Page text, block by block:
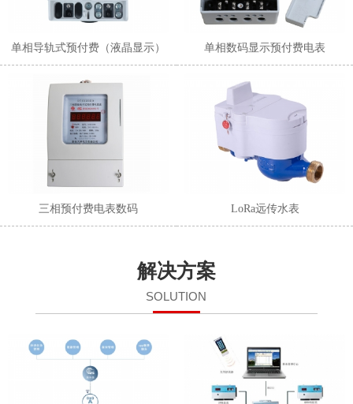
单相导轨式预付费（液晶显示） 单相数码显示预付费电表
三相预付费电表数码 LoRa远传水表
解决方案
SOLUTION